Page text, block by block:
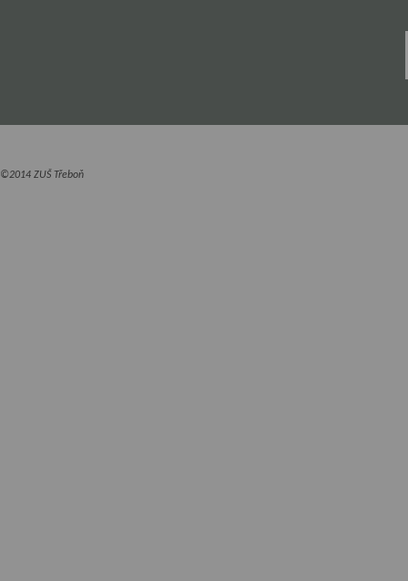
©2014 ZUŠ Třeboň